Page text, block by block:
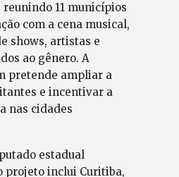
reunindo 11 municípios
com a cena musical,
shows, artistas e
ao gênero. A
pretende ampliar a
e incentivar a
nas cidades
estadual
projeto inclui Curitiba,